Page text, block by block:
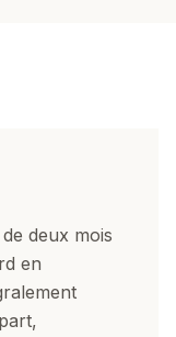
deux mois
en